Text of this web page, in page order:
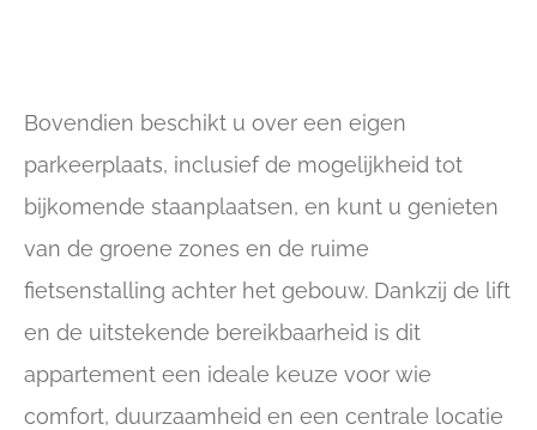
Bovendien beschikt u over een eigen
parkeerplaats, inclusief de mogelijkheid tot
bijkomende staanplaatsen, en kunt u genieten
van de groene zones en de ruime
fietsenstalling achter het gebouw. Dankzij de lift
en de uitstekende bereikbaarheid is dit
appartement een ideale keuze voor wie
comfort, duurzaamheid en een centrale locatie